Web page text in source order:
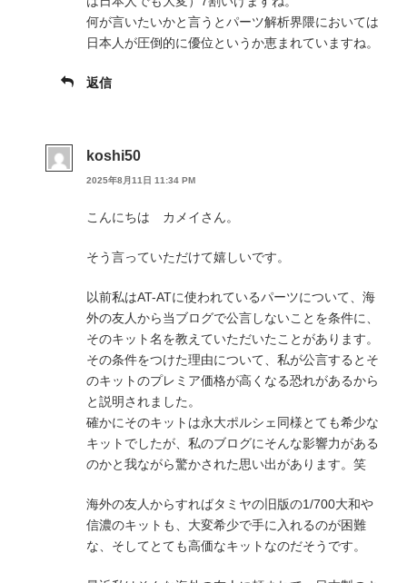
何が言いたいかと言うとパーツ解析界隈においては
日本人が圧倒的に優位というか恵まれていますね。
返信
koshi50
2025年8月11日 11:34 PM
こんにちは カメイさん。
そう言っていただけて嬉しいです。
以前私はAT-ATに使われているパーツについて、海
外の友人から当ブログで公言しないことを条件に、
そのキット名を教えていただいたことがあります。
その条件をつけた理由について、私が公言するとそ
のキットのプレミア価格が高くなる恐れがあるから
と説明されました。
確かにそのキットは永大ポルシェ同様とても希少な
キットでしたが、私のブログにそんな影響力がある
のかと我ながら驚かされた思い出があります。笑
海外の友人からすればタミヤの旧版の1/700大和や
信濃のキットも、大変希少で手に入れるのが困難
な、そしてとても高価なキットなのだそうです。